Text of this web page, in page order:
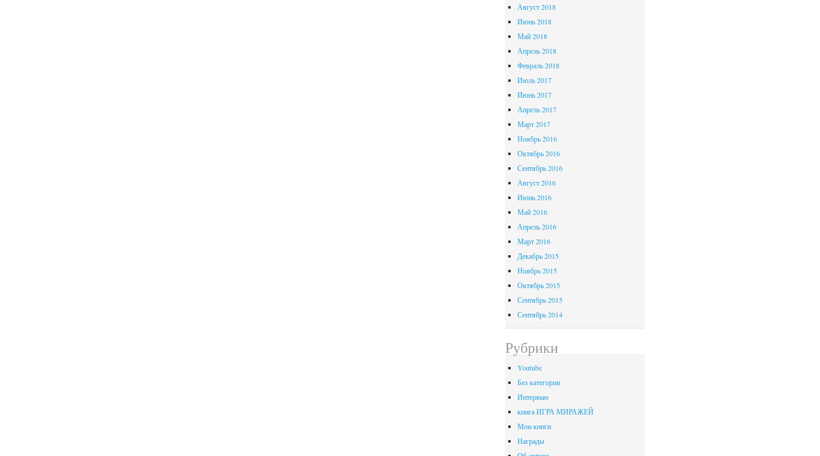
Август 2018
Июнь 2018
Май 2018
Апрель 2018
Февраль 2018
Июль 2017
Июнь 2017
Апрель 2017
Март 2017
Ноябрь 2016
Октябрь 2016
Сентябрь 2016
Август 2016
Июнь 2016
Май 2016
Апрель 2016
Март 2016
Декабрь 2015
Ноябрь 2015
Октябрь 2015
Сентябрь 2015
Сентябрь 2014
Рубрики
Youtube
Без категории
Интервью
книга ИГРА МИРАЖЕЙ
Мои книги
Награды